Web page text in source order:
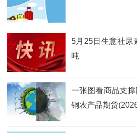
5月25日生意社尿
吨
一张图看商品支
铜农产品期货